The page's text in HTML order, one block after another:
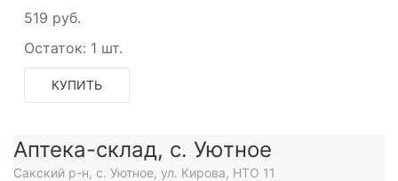
519 руб.
Остаток: 1 шт.
КУПИТЬ
Аптека-склад, с. Уютное
Сакский р-н, с. Уютное, ул. Кирова, НТО 11